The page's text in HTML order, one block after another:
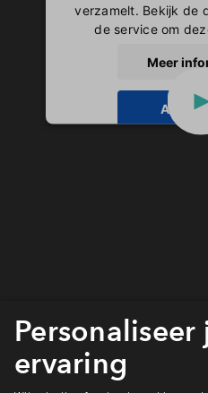
verzamelt. Bekijk de
de service om
Meer